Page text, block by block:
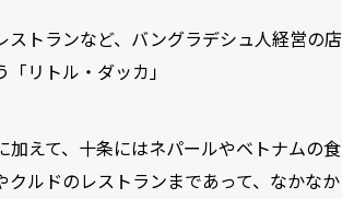
ストランなど、バングラデシュ人経営の店
リトル・ダッカ」
加えて、十条にはネパールやベトナムの食
クルドのレストランまであって、なかなか